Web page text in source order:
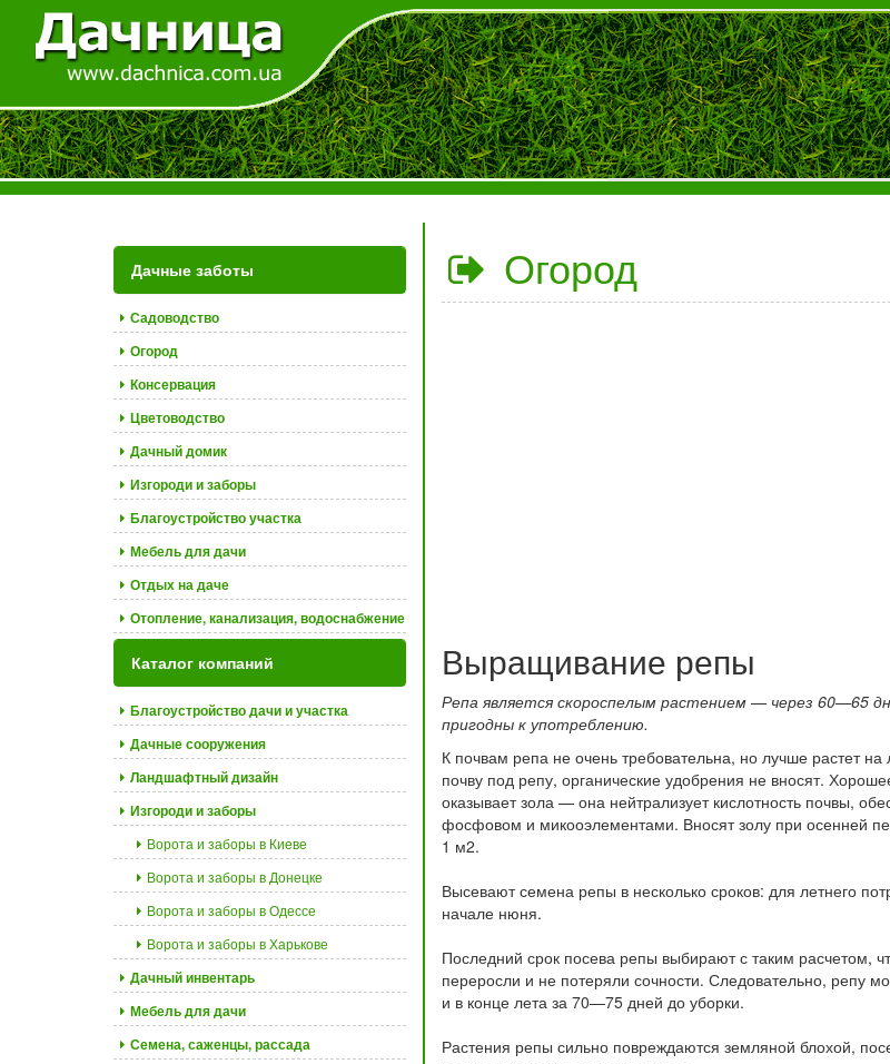
Дачные заботы
Садоводство
Огород
Консервация
Цветоводство
Дачный домик
Изгороди и заборы
Благоустройство участка
Мебель для дачи
Отдых на даче
Отопление, канализация, водоснабжение
Каталог компаний
Благоустройство дачи и участка
Дачные сооружения
Ландшафтный дизайн
Изгороди и заборы
Ворота и заборы в Киеве
Ворота и заборы в Донецке
Ворота и заборы в Одессе
Ворота и заборы в Харькове
Дачный инвентарь
Мебель для дачи
Семена, саженцы, рассада
Огород
Выращивание репы
Репа является скороспелым растением — через 60—65
пригодны к употреблению.
К почвам репа не очень требовательна, но лучше растет
почву под репу, органические удобрения не вносят.
оказывает зола — она нейтрализует кислотность почвы,
фосфовом и микооэлементами. Вносят золу при осенней
1 м2.
Высевают семена репы в несколько сроков: для летнего
начале нюня.
Последний срок посева репы выбирают с таким расчетом,
переросли и не потеряли сочности. Следовательно, репу
и в конце лета за 70—75 дней до уборки.
Растения репы сильно повреждаются земляной блохой,